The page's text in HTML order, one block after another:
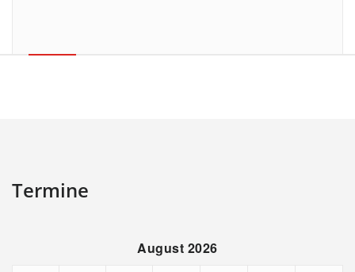
Termine
August 2026